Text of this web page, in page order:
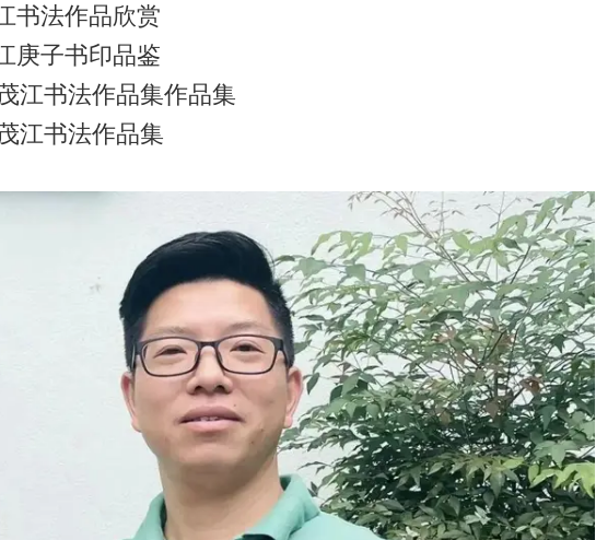
书法作品欣赏
庚子书印品鉴
江书法作品集作品集
江书法作品集